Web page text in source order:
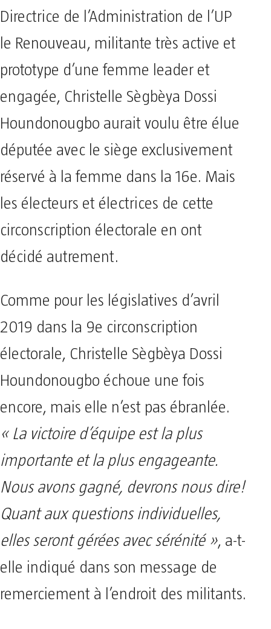
Directrice de l’Administration de l’UP
le Renouveau, militante très active et
prototype d’une femme leader et
engagée, Christelle Sègbèya Dossi
Houndonougbo aurait voulu être élue
députée avec le siège exclusivement
réservé à la femme dans la 16e. Mais
les électeurs et électrices de cette
circonscription électorale en ont
décidé autrement.
Comme pour les législatives d’avril
2019 dans la 9e circonscription
électorale, Christelle Sègbèya Dossi
Houndonougbo échoue une fois
encore, mais elle n’est pas ébranlée.
« La victoire d’équipe est la plus
importante et la plus engageante.
Nous avons gagné, devrons nous dire!
Quant aux questions individuelles,
elles seront gérées avec sérénité », a-t-
elle indiqué dans son message de
remerciement à l’endroit des militants.